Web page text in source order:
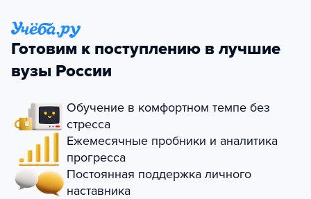
Готовим к поступлению в лучшие
вузы России
Обучение в комфортном темпе без
стресса
Ежемесячные пробники и аналитика
прогресса
Постоянная поддержка личного
наставника